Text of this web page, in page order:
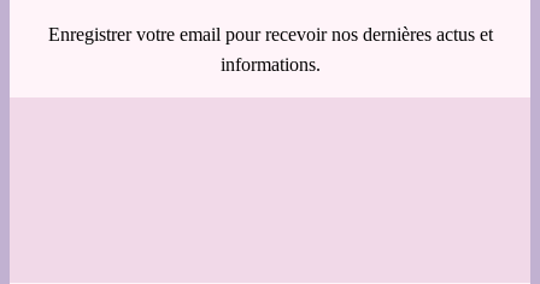
Enregistrer votre email pour recevoir nos dernières actus et
informations.